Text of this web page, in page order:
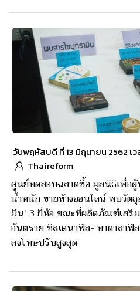
วันพฤหัสบดี ที่ 13 มิถุนายน 2562 เว
Thaireform
ศูนย์ทดสอบฉลาดซื้อ มูลนิธิเพื่อ
น้ำหนัก ขายห้างออนไลน์ พบวัต
มีน' 3 ยี่ห้อ ขณะที่ผลิตภัณฑ์เสริ
อันตราย ซิลเดนาฟิล- ทาดาลาฟิ
ลงโทษปรับสูงสุด